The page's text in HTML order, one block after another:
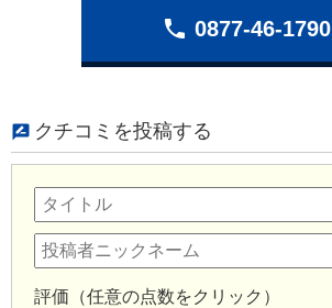
phone 0877-46-1790
クチコミを投稿する
評価（任意の点数をクリック）